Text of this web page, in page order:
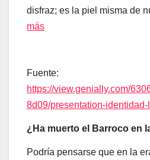
disfraz; es la piel misma de
más
Fuente:
https://view.genially.com/
8d09/presentation-
¿Ha muerto el Barroco en
Podría pensarse que en la